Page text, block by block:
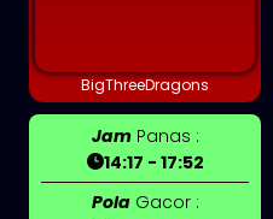
BigThreeDragons
JamPanas :
14:17 - 17:52
PolaGacor :